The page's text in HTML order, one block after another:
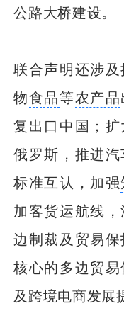
公路大桥建设。
联合声明还涉
物食品等农产品
复出口中国；
俄罗斯，推进汽
标准互认，加强
加客货运航线
边制裁及贸易
核心的多边贸
及跨境电商发展